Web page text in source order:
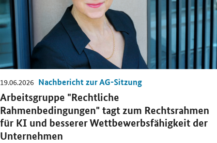
19.06.2026 Nachbericht zur AG-Sitzung
Arbeitsgruppe "Rechtliche
Rahmenbedingungen" tagt zum Rechtsrahmen
für KI und besserer Wettbewerbsfähigkeit der
Unternehmen